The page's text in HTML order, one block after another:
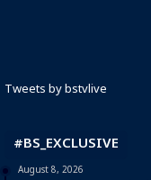
Tweets by bstvlive
#BS_EXCLUSIVE
August 8, 2026